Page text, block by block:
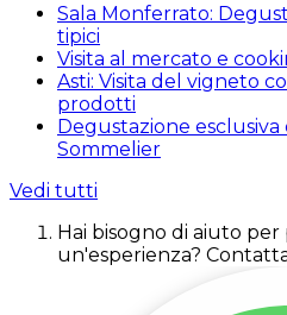
Sala Monferrato:
tipici
Visita al mercato e
Asti: Visita del vigneto
prodotti
Degustazione esclusiva
Sommelier
Vedi tutti
Hai bisogno di aiuto
un'esperienza?